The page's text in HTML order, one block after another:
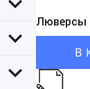
Люверсы
В